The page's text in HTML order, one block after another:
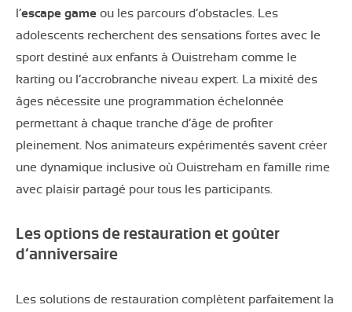
l’escape game ou les parcours d’obstacles. Les
adolescents recherchent des sensations fortes avec le
sport destiné aux enfants à Ouistreham comme le
karting ou l’accrobranche niveau expert. La mixité des
âges nécessite une programmation échelonnée
permettant à chaque tranche d’âge de profiter
pleinement. Nos animateurs expérimentés savent créer
une dynamique inclusive où Ouistreham en famille rime
avec plaisir partagé pour tous les participants.
Les options de restauration et goûter
d’anniversaire
Les solutions de restauration complètent parfaitement la